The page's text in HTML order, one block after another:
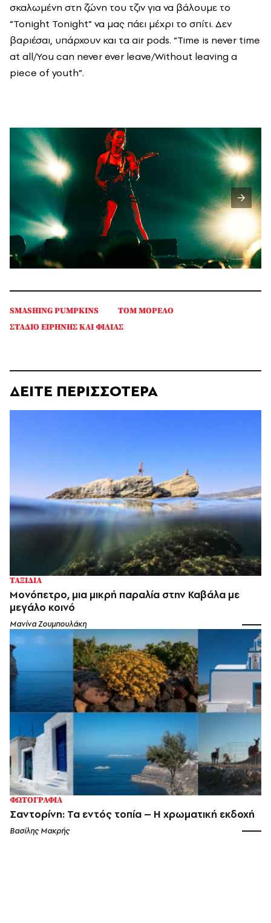
σκαλωμένη στη ζώνη του τζιν για να βάλουμε το
“Tonight Tonight” να μας πάει μέχρι το σπίτι. Δεν
βαριέσαι, υπάρχουν και τα air pods. “Time is never time
at all/You can never ever leave/Without leaving a
piece of youth”.
SMASHING PUMPKINS
ΤΟΜ ΜΟΡΕΛΟ
ΣΤΑΔΙΟ ΕΙΡΗΝΗΣ ΚΑΙ ΦΙΛΙΑΣ
ΔΕΙΤΕ ΠΕΡΙΣΣΟΤΕΡΑ
ΤΑΞΙΔΙΑ
Μονόπετρο, μια μικρή παραλία στην Καβάλα με
μεγάλο κοινό
Μανίνα Ζουμπουλάκη
ΦΩΤΟΓΡΑΦΙΑ
Σαντορίνη: Τα εντός τοπία – Η χρωματική εκδοχή
Βασίλης Μακρής